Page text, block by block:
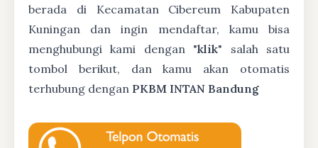
berada di Kecamatan Cibereum Kabupaten
Kuningan dan ingin mendaftar, kamu bisa
menghubungi kami dengan "klik" salah satu
tombol berikut, dan kamu akan otomatis
terhubung dengan PKBM INTAN Bandung